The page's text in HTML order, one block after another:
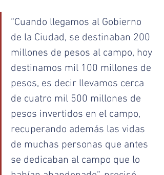
“Cuando llegamos al Gobierno
de la Ciudad, se destinaban 200
millones de pesos al campo, hoy
destinamos mil 100 millones de
pesos, es decir llevamos cerca
de cuatro mil 500 millones de
pesos invertidos en el campo,
recuperando además las vidas
de muchas personas que antes
se dedicaban al campo que lo